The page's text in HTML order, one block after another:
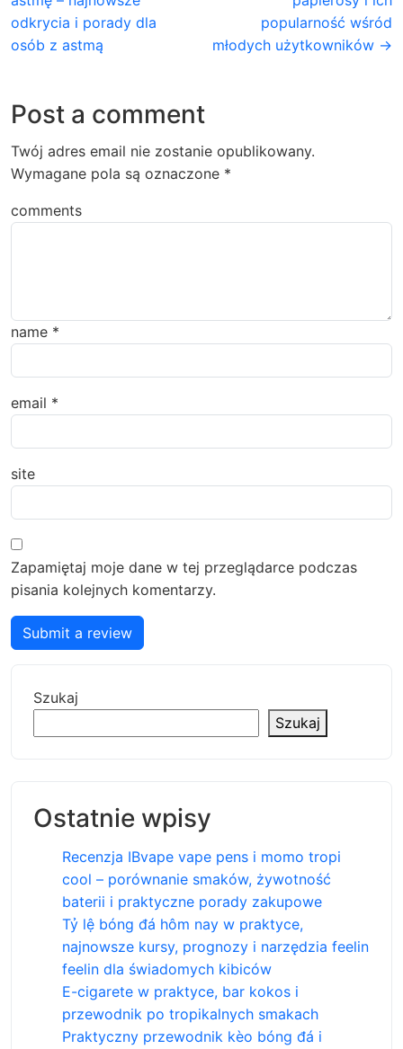
odkrycia i porady dla
osób z astmą
popularność wśród
młodych użytkowników →
Post a comment
Twój adres email nie zostanie opublikowany.
Wymagane pola są oznaczone *
comments
name *
email *
site
Zapamiętaj moje dane w tej przeglądarce podczas
pisania kolejnych komentarzy.
Submit a review
Szukaj
Szukaj
Ostatnie wpisy
Recenzja IBvape vape pens i momo tropi
cool – porównanie smaków, żywotność
baterii i praktyczne porady zakupowe
Tỷ lệ bóng đá hôm nay w praktyce,
najnowsze kursy, prognozy i narzędzia feelin
feelin dla świadomych kibiców
E-cigarete w praktyce, bar kokos i
przewodnik po tropikalnych smakach
Praktyczny przewodnik kèo bóng đá i